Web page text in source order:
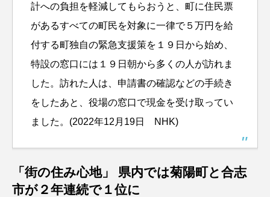
計への負担を軽減してもらおうと、町に住民票
があるすべての町民を対象に一律で５万円を給
付する町独自の緊急支援策を１９日から始め、
特設の窓口には１９日朝から多くの人が訪れま
した。 訪れた人は、申請書の確認などの手続き
をしたあと、役場の窓口で現金を受け取ってい
ました。(2022年12月19日 NHK)
「街の住み心地」 県内では菊陽町と合志
市が２年連続で１位に